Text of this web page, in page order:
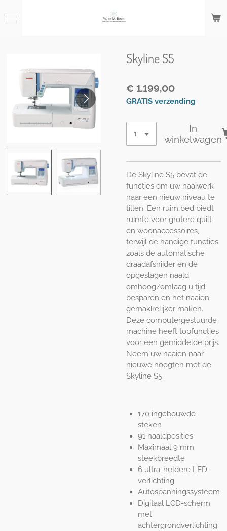
direct
Skyline S5
€ 1.199,00
GRATIS verzending
In
winkelwagen
De Skyline S5 bevat de
functies om uw naaiwerk
naar een nieuw niveau te
tillen. Een ruim bed biedt
ruimte voor grotere quilt-
en woonaccessoires,
terwijl de handige functies
zoals de automatische
draadafsnijder en de
opgeslagen naald
omhoog/omlaag u tijd
besparen en het naaien
gemakkelijker maken.
Deze computergestuurde
machine heeft topfuncties
voor een gemiddelde prijs.
Neem uw naaien naar
nieuwe hoogten met de
Skyline S5.
170 ingebouwde
steken
91 naaldposities
Maximaal 9 mm
steekbreedte
6 ultra-heldere LED-
verlichting
Autospanningssysteem
Digitaal LCD-scherm
met
achtergrondverlichting